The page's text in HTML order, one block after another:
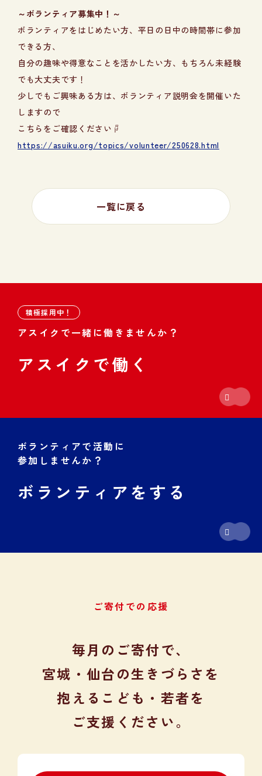
～ボランティア募集中！～
ボランティアをはじめたい方、平日の日中の時間帯に参加
できる方、
自分の趣味や得意なことを活かしたい方、もちろん未経験
でも大丈夫です！
少しでもご興味ある方は、ボランティア説明会を開催いた
しますので
こちらをご確認ください☟
https://asuiku.org/topics/volunteer/250628.html
一覧に戻る
積極採用中！
アスイクで一緒に働きませんか？
アスイクで働く
ボランティアで活動に
参加しませんか？
ボランティアをする
ご寄付での応援
毎月のご寄付で、
宮城・仙台の生きづらさを
抱える こども・若者を
ご支援ください。